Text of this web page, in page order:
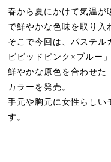
春から夏にかけて気温が
で鮮やかな色味を取り入
そこで今回は、パステル
ビビッドピンク×ブルー」
鮮やかな原色を合わせた
カラーを発売。
手元や胸元に女性らしい
す。